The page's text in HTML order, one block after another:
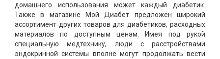
домашнего использования может каждый диабетик.
Также в магазине Мой Диабет предложен широкий
ассортимент других товаров для диабетиков, расходных
материалов по доступным ценам. Имея под рукой
специальную медтехнику, люди с расстройствами
эндокринной системы вполне могут продолжать вести